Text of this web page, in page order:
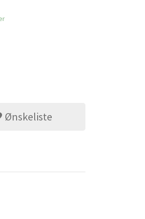
Ønskeliste